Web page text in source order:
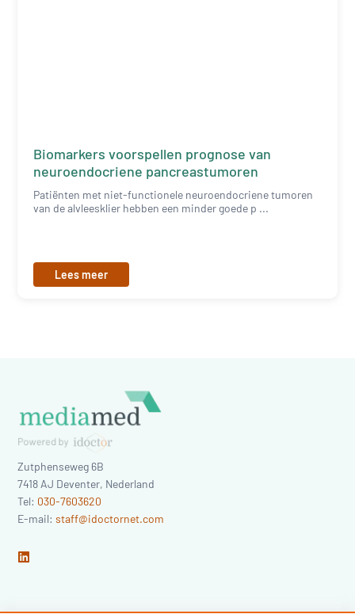
Biomarkers voorspellen prognose van
neuroendocriene pancreastumoren
Patiënten met niet-functionele neuroendocriene tumoren
van de alvleesklier hebben een minder goede p ...
Lees meer
Zutphenseweg 6B
7418 AJ Deventer, Nederland
Tel: 030-7603620
E-mail:staff@idoctornet.com